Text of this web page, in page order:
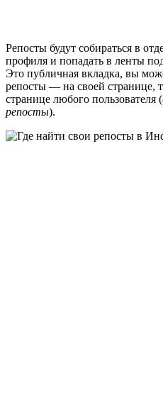
Репосты будут собираться в
профиля и попадать в ленты
Это публичная вкладка, вы
репосты — на своей странице,
странице любого пользователя (
репосты).